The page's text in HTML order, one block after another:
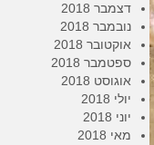
דצמבר 2018
נובמבר 2018
אוקטובר 2018
ספטמבר 2018
אוגוסט 2018
יולי 2018
יוני 2018
מאי 2018